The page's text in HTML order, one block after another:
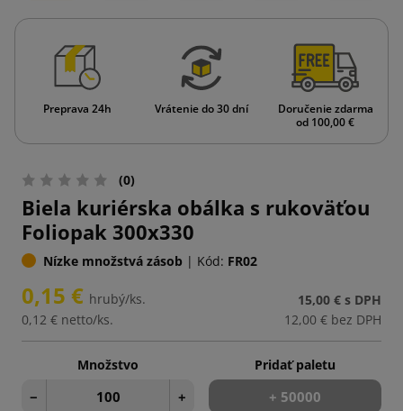
Preprava 24h Vrátenie do 30 dní
Doručenie zdarma
od 100,00 €
(0)
Biela kuriérska obálka s rukoväťou
Foliopak 300x330
Nízke množstvá zásob | Kód: FR02
0,15 € hrubý/ks.
0,12 € netto/ks.
15,00 € s DPH
12,00 € bez DPH
Množstvo
− +
Pridať paletu
+ 50000